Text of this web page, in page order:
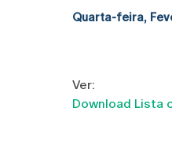
Quarta-feira,
Ver:
Download Lista